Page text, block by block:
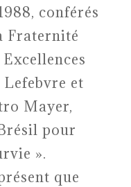
conférés
Fraternité
et
Mayer,
pour
».
que